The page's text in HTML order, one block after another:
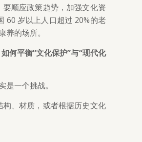
顺应政策趋势，加强文化资
60 岁以上人口超过 20%的老
的场所。
何平衡“文化保护”与“现代化
一个挑战。
、材质，或者根据历史文化